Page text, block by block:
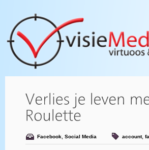
Facebook Social Media account,